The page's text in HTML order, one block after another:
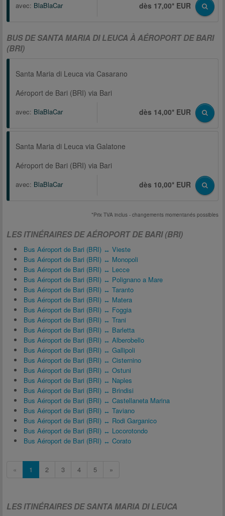
avec: BlaBlaCar dès 17,00* EUR
BUS DE SANTA MARIA DI LEUCA À AÉROPORT DE BARI
(BRI)
Santa Maria di Leuca via Casarano
Aéroport de Bari (BRI) via Bari
avec: BlaBlaCar dès 14,00* EUR
Santa Maria di Leuca via Galatone
Aéroport de Bari (BRI) via Bari
avec: BlaBlaCar dès 10,00* EUR
*Prix TVA inclus - changements momentanés possibles
LES ITINÉRAIRES DE AÉROPORT DE BARI (BRI)
Bus Aéroport de Bari (BRI) ↔ Vieste
Bus Aéroport de Bari (BRI) ↔ Monopoli
Bus Aéroport de Bari (BRI) ↔ Lecce
Bus Aéroport de Bari (BRI) ↔ Polignano a Mare
Bus Aéroport de Bari (BRI) ↔ Taranto
Bus Aéroport de Bari (BRI) ↔ Matera
Bus Aéroport de Bari (BRI) ↔ Foggia
Bus Aéroport de Bari (BRI) ↔ Trani
Bus Aéroport de Bari (BRI) ↔ Barletta
Bus Aéroport de Bari (BRI) ↔ Alberobello
Bus Aéroport de Bari (BRI) ↔ Gallipoli
Bus Aéroport de Bari (BRI) ↔ Cisternino
Bus Aéroport de Bari (BRI) ↔ Ostuni
Bus Aéroport de Bari (BRI) ↔ Naples
Bus Aéroport de Bari (BRI) ↔ Brindisi
Bus Aéroport de Bari (BRI) ↔ Castellaneta Marina
Bus Aéroport de Bari (BRI) ↔ Taviano
Bus Aéroport de Bari (BRI) ↔ Rodi Garganico
Bus Aéroport de Bari (BRI) ↔ Locorotondo
Bus Aéroport de Bari (BRI) ↔ Corato
« 1 2 3 4 5 »
LES ITINÉRAIRES DE SANTA MARIA DI LEUCA